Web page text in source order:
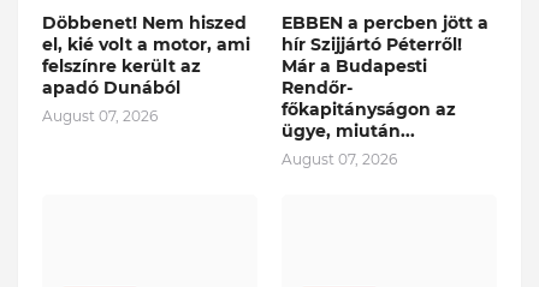
Döbbenet! Nem hiszed
el, kié volt a motor, ami
felszínre került az
apadó Dunából
August 07, 2026
EBBEN a percben jött a
hír Szijjártó Péterről!
Már a Budapesti
Rendőr-
főkapitányságon az
ügye, miután...
August 07, 2026